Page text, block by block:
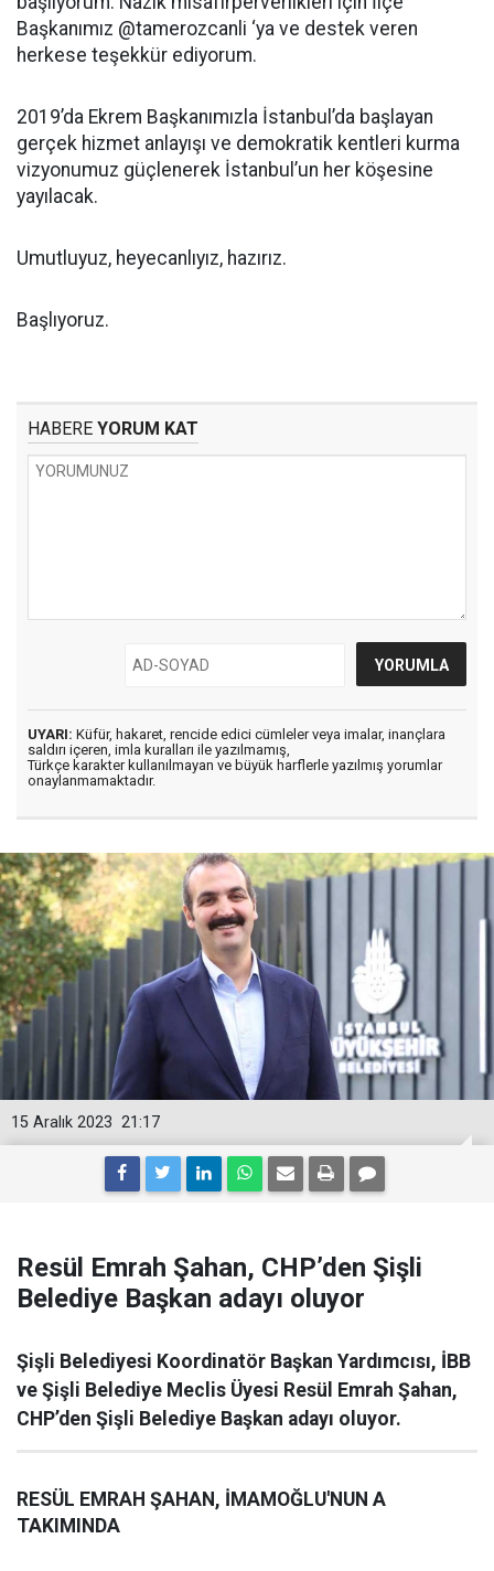
Başkanımız @tamerozcanli ‘ya ve destek veren
herkese teşekkür ediyorum.
2019’da Ekrem Başkanımızla İstanbul’da başlayan
gerçek hizmet anlayışı ve demokratik kentleri kurma
vizyonumuz güçlenerek İstanbul’un her köşesine
yayılacak.
Umutluyuz, heyecanlıyız, hazırız.
Başlıyoruz.
HABERE YORUM KAT
UYARI: Küfür, hakaret, rencide edici cümleler veya imalar, inançlara
saldırı içeren, imla kuralları ile yazılmamış,
Türkçe karakter kullanılmayan ve büyük harflerle yazılmış yorumlar
onaylanmamaktadır.
21:17
15 Aralık 2023
Resül Emrah Şahan, CHP’den Şişli
Belediye Başkan adayı oluyor
Şişli Belediyesi Koordinatör Başkan Yardımcısı, İBB
ve Şişli Belediye Meclis Üyesi Resül Emrah Şahan,
CHP’den Şişli Belediye Başkan adayı oluyor.
RESÜL EMRAH ŞAHAN, İMAMOĞLU'NUN A
TAKIMINDA